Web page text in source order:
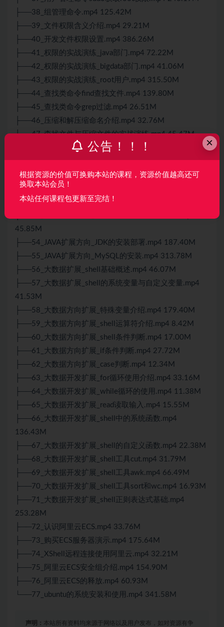
├──38_组管理命令.mp4 125.42M
├──39_文件权限含义介绍.mp4 29.21M
├──40_开发文件权限设置.mp4 386.26M
├──41_权限的实战演练_java部门.mp4 72.22M
├──42_权限的实战演练_bigdata部门.mp4 41.06M
├──43_权限的实战演练_root用户.mp4 315.50M
├──44_查找类命令find查找文件.mp4 139.80M
├──45_查找类命令grep过滤.mp4 26.51M
├──46_压缩和解压缩命名介绍.mp4 32.76M
├──47_查找文件与压缩文件的实战演练.mp4 45.47M
├──48_磁盘分区类命令_查看磁盘使用情况.mp4 17.20M
├──49_磁盘分区类命令_ISO文件挂载.mp4 34.47M
├──50_进程线程类查看关闭命令.mp4 296.36M
├──51_定时任务设置介绍.mp4 239.92M
├──52_JAVA开发扩展_RPM安装包介绍.mp4 46.62M
45.85M
├──54_JAVA扩展方向_JDK的安装部署.mp4 187.40M
├──55_JAVA扩展方向_MySQL的安装.mp4 313.78M
├──56_ 大数据扩展_shell基础概述.mp4 46.07M
├──57_大数据扩展_shell的系统变量与自定义变量.mp4
41.53M
├──58_大数据方向扩展_特殊变量介绍.mp4 179.40M
├──59_大数据方向扩展_shell运算符介绍.mp4 8.42M
├──60_大数据方向扩展_shell条件判断.mp4 17.00M
├──61_大数据方向扩展_if条件判断.mp4 27.72M
├──62_大数据方向扩展_case判断.mp4 12.34M
├──63_大数据开发扩展_for循环使用介绍.mp4 33.16M
├──64_大数据开发扩展_while循环的使用.mp4 11.38M
├──65_大数据开发扩展_read读取输入.mp4 15.55M
├──66_大数据开发扩展_shell中的系统函数.mp4
136.43M
├──67_大数据开发扩展_shell的自定义函数.mp4 22.38M
├──68_大数据开发扩展_shell工具cut.mp4 31.79M
├──69_大数据开发扩展_shell工具awk.mp4 66.49M
├──70_大数据开发扩展_shell工具sort和wc.mp4 16.93M
├──71_大数据开发扩展_shell正则表达式基础.mp4
253.28M
├──72_认识阿里云ECS.mp4 33.76M
├──73_购买ECS服务器演示.mp4 175.64M
├──74_XShell远程连接使用阿里云.mp4 32.21M
├──75_阿里云ECS安全组介绍.mp4 154.90M
├──76_阿里云ECS的释放.mp4 60.93M
└──77_ubuntu的系统安装和使用.mp4 341.58M
声明： 本站所有资料均来源于网络以及用户发布，如对资源有争
×
公告！！！
根据资源的价值可换购本站的课程，资源价值越高还可
换取本站会员！
本站任何课程包更新至完结！